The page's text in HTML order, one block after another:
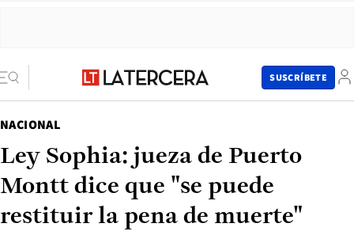
SUSCRÍBETE
NACIONAL
Ley Sophia: jueza de Puerto
Montt dice que "se puede
restituir la pena de muerte"